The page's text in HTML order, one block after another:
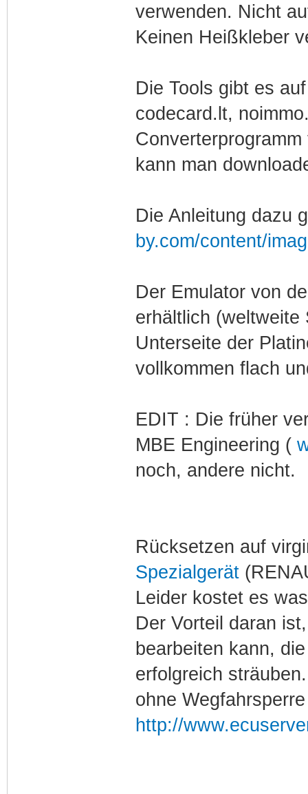
verwenden. Nicht
Keinen Heißkleber
Die Tools gibt es
codecard.lt,
kann man
Die Anleitung dazu
by.com/content/
Der Emulator von
erhältlich (weltweite
Unterseite der
vollkommen flach
EDIT : Die früher
MBE Engineering (
noch, andere nicht.
Rücksetzen auf
Spezialgerät
Leider kostet es
Der Vorteil daran
bearbeiten kann,
erfolgreich
ohne
http://